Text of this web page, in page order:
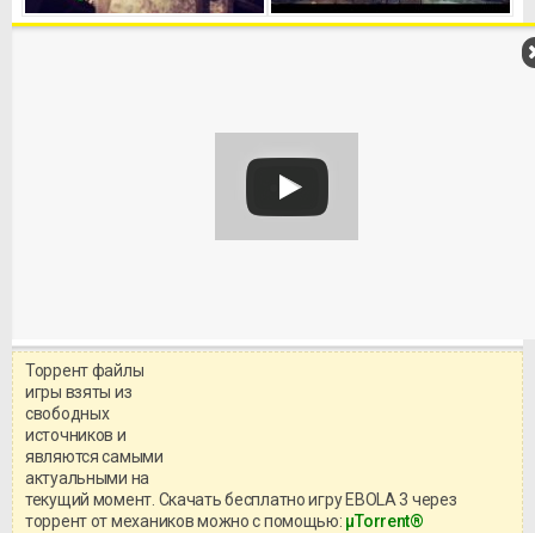
Торрент файлы
игры взяты из
свободных
источников и
являются самыми
актуальными на
текущий момент. Скачать бесплатно игру EBOLA 3 через
торрент от механиков можно с помощью: μTorrent®